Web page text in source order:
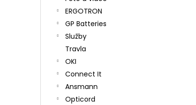
ERGOTRON
GP Batteries
Služby
Travla
OKI
Connect It
Ansmann
Opticord